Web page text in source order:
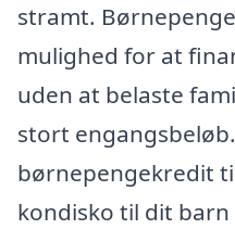
stramt.
mulighed for at
uden at belaste
stort
børnepengekredit
kondisko til dit